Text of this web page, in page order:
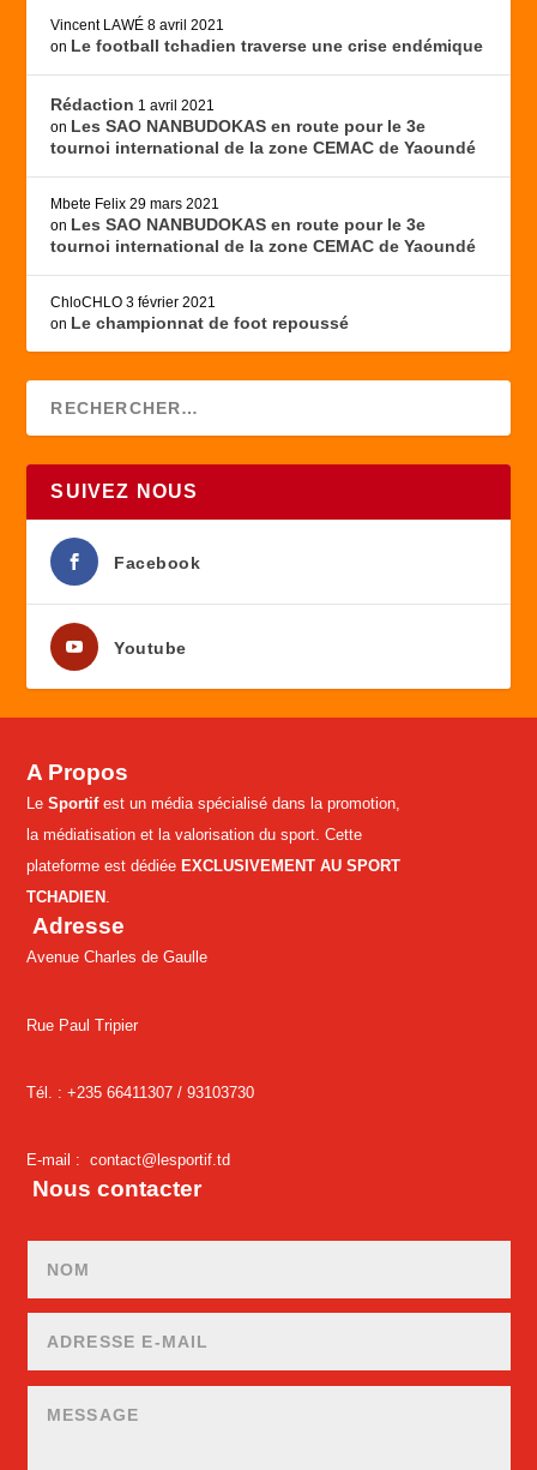
Vincent LAWÉ 8 avril 2021
on Le football tchadien traverse une crise endémique
Rédaction 1 avril 2021
on Les SAO NANBUDOKAS en route pour le 3e
tournoi international de la zone CEMAC de Yaoundé
Mbete Felix 29 mars 2021
on Les SAO NANBUDOKAS en route pour le 3e
tournoi international de la zone CEMAC de Yaoundé
ChloCHLO 3 février 2021
on Le championnat de foot repoussé
SUIVEZ NOUS
Facebook
Youtube
A Propos
LeSportifest un média spécialisé dans la promotion,
la médiatisation et la valorisation du sport. Cette
plateforme est dédiée EXCLUSIVEMENT AU SPORT
TCHADIEN .
Adresse
Avenue Charles de Gaulle
Rue Paul Tripier
Tél. : +235 66411307 /93103730
E-mail :contact@lesportif.td
Nous contacter